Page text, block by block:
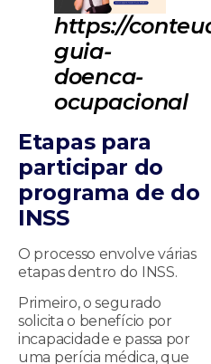
https://
guia-
doenca-
ocupacional
Etapas para
participar do
programa de do
INSS
O processo envolve várias
etapas dentro do INSS.
Primeiro, o segurado
solicita o benefício por
incapacidade e passa por
uma perícia médica, que